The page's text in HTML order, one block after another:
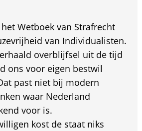
Wetboek van Strafrecht
van Individualisten.
overblijfsel uit de tijd
ons voor eigen bestwil
past niet bij modern
waar Nederland
voor is.
kost de staat niks